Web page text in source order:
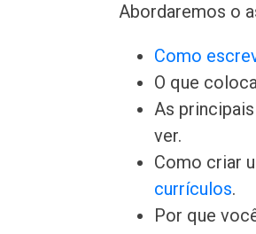
Abordaremos o
Como
O que
As
ver.
Como criar
currículos.
Por que